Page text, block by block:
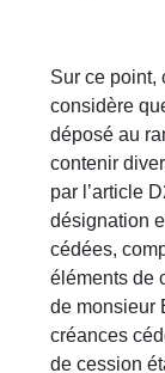
Sur ce point,
considère
déposé au
contenir
par l’article
désignation
cédées,
éléments de
de monsieur
créances
de cession